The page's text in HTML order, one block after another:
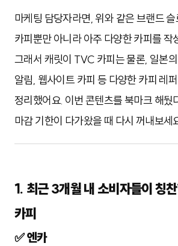
마케팅 담당자라면, 위와 같은 브랜드
카피뿐만 아니라 아주 다양한 카피를 작
그래서 캐릿이 TVC 카피는 물론, 일본
알림, 웹사이트 카피 등 다양한 카피 레
정리했어요. 이번 콘텐츠를 북마크 해뒀
마감 기한이 다가왔을 때 다시 꺼내보세
1. 최근 3개월 내 소비자들이 칭
카피
✅ 엔카